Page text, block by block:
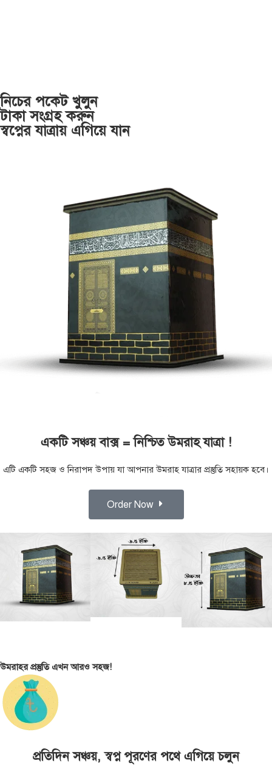
নিচের পকেট খুলুন
টাকা সংগ্রহ করুন
স্বপ্নের যাত্রায় এগিয়ে যান
একটি সঞ্চয় বাক্স = নিশ্চিত উমরাহ যাত্রা !
এটি একটি সহজ ও নিরাপদ উপায় যা আপনার উমরাহ যাত্রার প্রস্তুতি সহায়ক হবে।
Order Now
উমরাহর প্রস্তুতি এখন আরও সহজ!
প্রতিদিন সঞ্চয়, স্বপ্ন পূরণের পথে এগিয়ে চলুন